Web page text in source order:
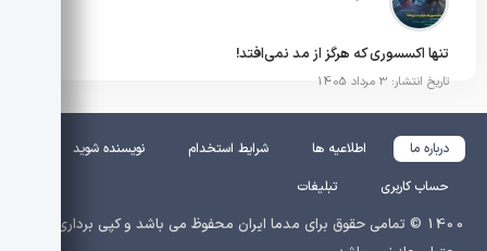
تنها اکسسوری که هرگز از مد نمی‌افتد!
تاریخ انتشار: 3 مرداد 1405
درباره ما اطلاعیه ها شرایط استخدام
نویسنده شوید
حساب کاربری
تبلیغات
1400 © تمامی حقوق برای مدما ایران محفوظ می باشد و کپی برداری از